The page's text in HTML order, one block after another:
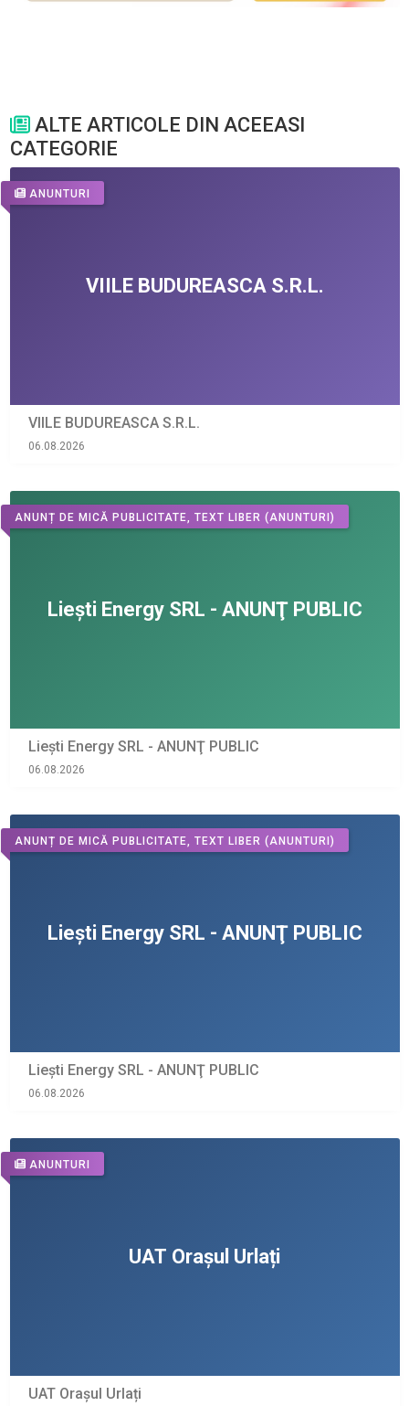
ALTE ARTICOLE DIN ACEEASI
CATEGORIE
ANUNTURI
VIILE BUDUREASCA S.R.L.
06.08.2026
ANUNȚ DE MICĂ PUBLICITATE, TEXT LIBER (ANUNTURI)
Liești Energy SRL - ANUNŢ PUBLIC
06.08.2026
ANUNȚ DE MICĂ PUBLICITATE, TEXT LIBER (ANUNTURI)
Liești Energy SRL - ANUNŢ PUBLIC
06.08.2026
ANUNTURI
UAT Orașul Urlați